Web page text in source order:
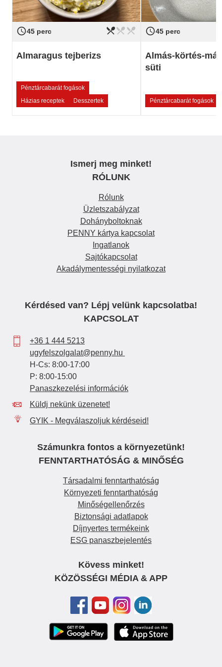
access_time45 perc
Nehézség könnyű
restaurant_menurestaurant_menurestaurant_menu
Almaragus tejberizs
Pénztárcabarát fogások
Házias receptek
Desszertek
access_time45 perc
Nehézség
Almás-körtés-
süti
Pénztárcabarát fogások
Ismerj meg minket!
RÓLUNK
Rólunk
Üzletszabályzat
Dohányboltoknak
PENNY kártya kapcsolat
Ingatlanok
Sajtókapcsolat
Akadálymentességi nyilatkozat
Kérdésed van? Lépj velünk kapcsolatba!
KAPCSOLAT
+36 1 444 5213
ugyfelszolgalat@penny.hu
H-Cs: 8:00-17:00
P: 8:00-15:00
Panaszkezelési információk
Küldj nekünk üzenetet!
GYIK - Megválaszoljuk kérdéseid!
Számunkra fontos a környezetünk!
FENNTARTHATÓSÁG & MINŐSÉG
Társadalmi fenntarthatóság
Környezeti fenntarthatóság
Minőségellenőrzés
Biztonsági adatlapok
Díjnyertes termékeink
ESG panaszbejelentés
Kövess minket!
KÖZÖSSÉGI MÉDIA & APP